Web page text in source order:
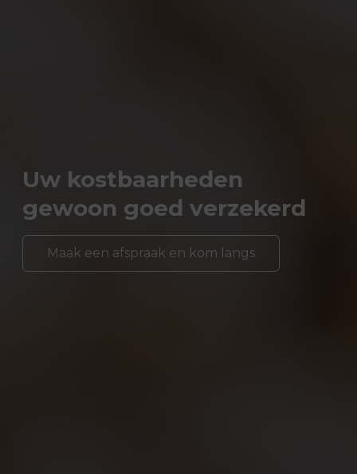
Uw kostbaarheden
gewoon goed verzekerd
Maak een afspraak en kom langs